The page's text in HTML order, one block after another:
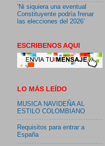
‘Ni siquiera una eventual
Constituyente podría frenar
las elecciones del 2026’
ESCRIBENOS AQUI
LO MÁS LEÍDO
MUSICA NAVIDEÑA AL
ESTILO COLOMBIANO
Requisitos para entrar a
España